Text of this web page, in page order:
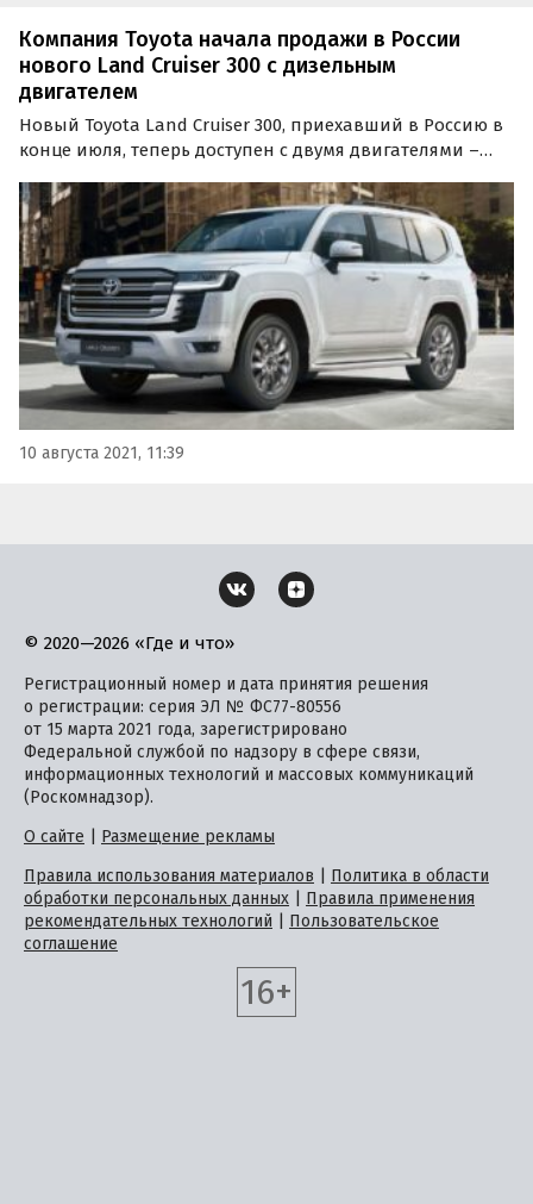
Компания Toyota начала продажи в России
нового Land Cruiser 300 с дизельным
двигателем
Новый Toyota Land Cruiser 300, приехавший в Россию в
конце июля, теперь доступен с двумя двигателями –
сильным турбодизелем объемом 3,3 литра доступна для
заказа с сегодняшнего дня по цене от 5 557 000…
10 августа 2021, 11:39
© 2020—2026 «Где и что»
Регистрационный номер и дата принятия решения
о регистрации: серия ЭЛ № ФС77-80556
от 15 марта 2021 года, зарегистрировано
Федеральной службой по надзору в сфере связи,
информационных технологий и массовых коммуникаций
(Роскомнадзор).
О сайте
Размещение рекламы
Правила использования материалов
Политика в области
обработки персональных данных
Правила применения
рекомендательных технологий
Пользовательское
соглашение
16+